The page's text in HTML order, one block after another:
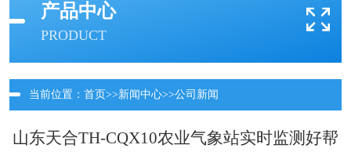
产品中心
PRODUCT
当前位置： 首页>>新闻中心>>公司新闻
山东天合TH-CQX10农业气象站实时监测好帮